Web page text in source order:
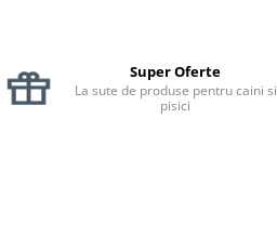
Super Oferte
La sute de produse pentru caini si
pisici